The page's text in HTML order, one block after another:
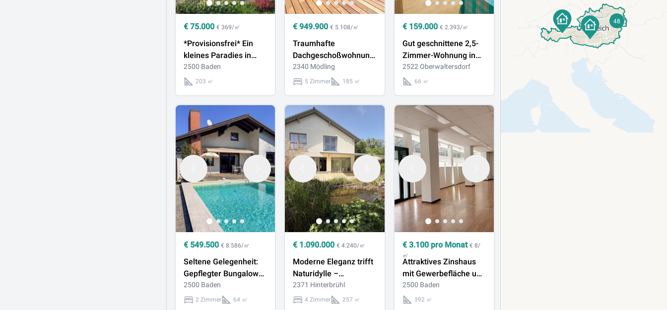
€ 75.000 € 369/㎡
*Provisionsfrei* Ein
kleines Paradies in
Baden – Ihr
persönlicher
2500 Baden
203 ㎡
€949.900 € 5.108/㎡
Traumhafte
Dachgeschoßwohnung
mit Galerie, Terrassen
und Blick zum
möglich
2340 Mödling
5 Zimmer 185 ㎡
€ 159.000 € 2.393/㎡
Gut geschnittene 2,5-
Zimmer-Wohnung in
Oberwaltersdorf
2522 Oberwaltersdorf
66 ㎡
€ 549.500 € 8.586/㎡
Seltene Gelegenheit:
Gepflegter Bungalow
mit
außergewöhnlichem
2500 Baden
2 Zimmer 64 ㎡
€ 1.090.000 € 4.240/㎡
Moderne Eleganz trifft
Naturidylle –
energieeffizientes
Einfamilienhaus mit
2371 Hinterbrühl
4 Zimmer 257 ㎡
€ 3.100pro Monat € 8/
㎡
Attraktives Zinshaus
mit Gewerbefläche und
Wohnmöglichkeit in
bester Lage!
2500 Baden
392 ㎡
48